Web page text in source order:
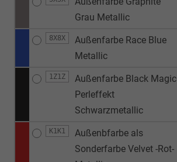
Grau Metallic
8X8X
Außenfarbe Race Blue
Metallic
1Z1Z
Außenfarbe Black Magic
Perleffekt
Schwarzmetallic
K1K1
Außenbfarbe als
Sonderfarbe Velvet -Rot-